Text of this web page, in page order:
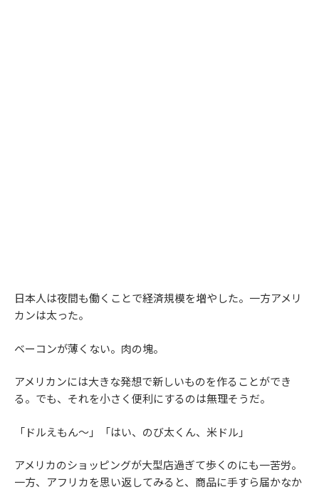
日本人は夜間も働くことで経済規模を増やした。一方アメリ
カンは太った。
ベーコンが薄くない。肉の塊。
アメリカンには大きな発想で新しいものを作ることができ
る。でも、それを小さく便利にするのは無理そうだ。
「ドルえもん～」「はい、のび太くん、米ドル」
アメリカのショッピングが大型店過ぎて歩くのにも一苦労。
一方、アフリカを思い返してみると、商品に手すら届かなか